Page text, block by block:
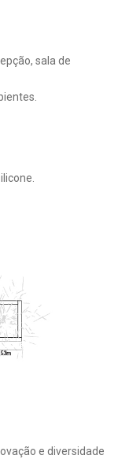
sala de
e diversidade